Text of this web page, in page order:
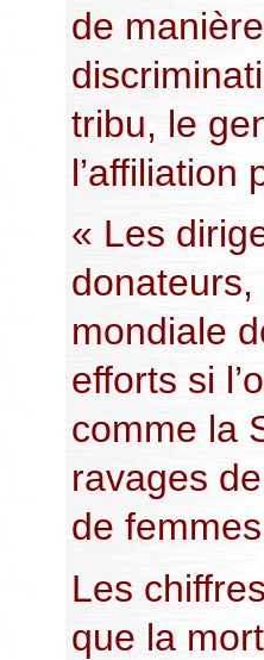
de
tribu, le
l’affiliation
« Les
donateurs,
mondiale
efforts si
comme la
ravages
de
Les
que la